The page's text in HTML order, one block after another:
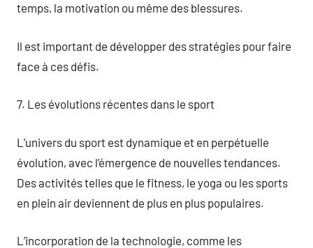
temps, la motivation ou même des blessures.
Il est important de développer des stratégies pour faire
face à ces défis.
7. Les évolutions récentes dans le sport
L’univers du sport est dynamique et en perpétuelle
évolution, avec l’émergence de nouvelles tendances.
Des activités telles que le fitness, le yoga ou les sports
en plein air deviennent de plus en plus populaires.
L’incorporation de la technologie, comme les